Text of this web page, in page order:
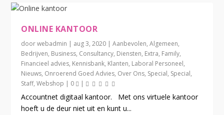
ONLINE KANTOOR
doorwebadmin | aug 3, 2020 |Aanbevolen,Algemeen,
Bedrijven, Business, Consultancy, Diensten, Extra, Family,
Financieel advies, Kennisbank, Klanten, Laboral Personeel,
Nieuws, Onroerend Goed Advies, Over Ons, Special, Special,
Staff,Webshop | 0 |
Accountnet digitaal kantoor. Met ons virtuele kantoor
hoeft u de deur niet uit en kunt u...